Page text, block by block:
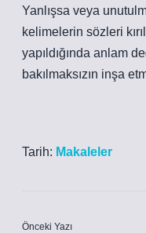
Yanlışsa veya
kelimelerin sözleri
yapıldığında anlam
bakılmaksızın inşa
Tarih: Makaleler
Önceki Yazı